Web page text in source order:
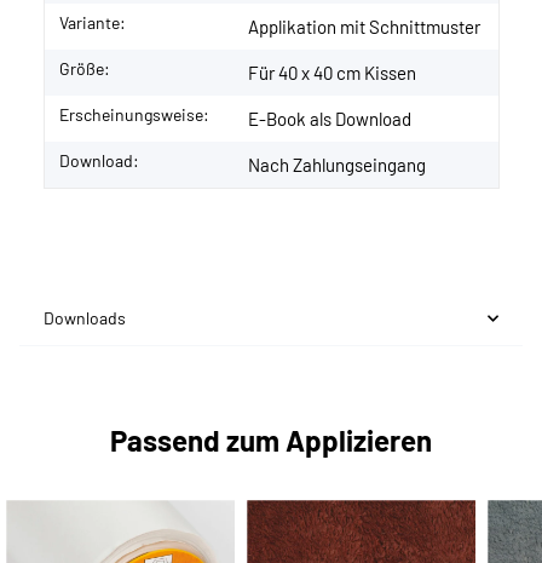
Variante: Applikation mit Schnittmuster
Größe: Für 40 x 40 cm Kissen
Erscheinungsweise: E-Book als Download
Download: Nach Zahlungseingang
Downloads
Passend zum Applizieren